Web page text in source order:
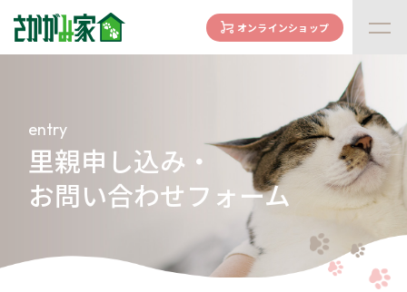
家族になる前に
dogs
わんわん一覧
にゃんにゃん一覧
オンラインショップ
entry
里親申し込み・
お問い合わせフォーム